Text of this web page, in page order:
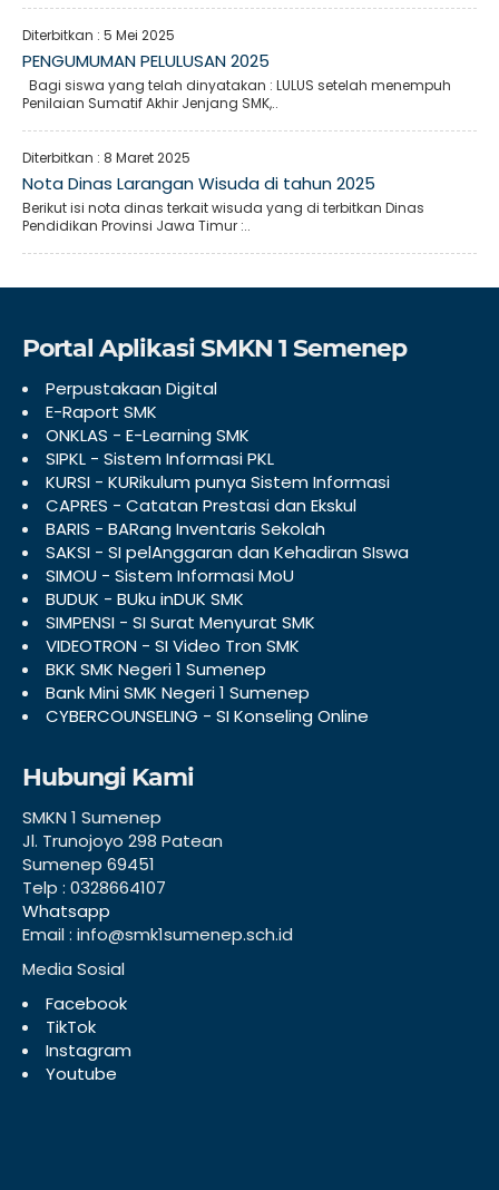
Diterbitkan : 5 Mei 2025
PENGUMUMAN PELULUSAN 2025
Bagi siswa yang telah dinyatakan : LULUS setelah menempuh
Penilaian Sumatif Akhir Jenjang SMK,..
Diterbitkan : 8 Maret 2025
Nota Dinas Larangan Wisuda di tahun 2025
Berikut isi nota dinas terkait wisuda yang di terbitkan Dinas
Pendidikan Provinsi Jawa Timur :..
Portal Aplikasi SMKN 1 Semenep
Perpustakaan Digital
E-Raport SMK
ONKLAS - E-Learning SMK
SIPKL - Sistem Informasi PKL
KURSI - KURikulum punya Sistem Informasi
CAPRES - Catatan Prestasi dan Ekskul
BARIS - BARang Inventaris Sekolah
SAKSI - SI pelAnggaran dan Kehadiran SIswa
SIMOU - Sistem Informasi MoU
BUDUK - BUku inDUK SMK
SIMPENSI - SI Surat Menyurat SMK
VIDEOTRON - SI Video Tron SMK
BKK SMK Negeri 1 Sumenep
Bank Mini SMK Negeri 1 Sumenep
CYBERCOUNSELING - SI Konseling Online
Hubungi Kami
SMKN 1 Sumenep
Jl. Trunojoyo 298 Patean
Sumenep 69451
Telp : 0328664107
Whatsapp
Email : info@smk1sumenep.sch.id
Media Sosial
Facebook
TikTok
Instagram
Youtube